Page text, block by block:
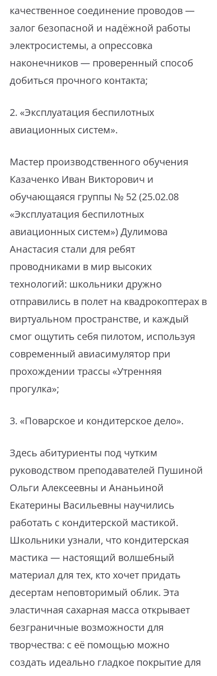
качественное соединение проводов —
залог безопасной и надёжной работы
электросистемы, а опрессовка
наконечников — проверенный способ
добиться прочного контакта;
⁣2. «Эксплуатация беспилотных
авиационных систем».
⁣Мастер производственного обучения
Казаченко Иван Викторович и
обучающаяся группы № 52 (25.02.08
«Эксплуатация беспилотных
авиационных систем») Дулимова
Анастасия стали для ребят
проводниками в мир высоких
технологий: школьники дружно
отправились в полет на квадрокоптерах в
виртуальном пространстве, и каждый
смог ощутить себя пилотом, используя
современный авиасимулятор при
прохождении трассы «Утренняя
прогулка»;
⁣3. «Поварское и кондитерское дело».
⁣Здесь абитуриенты под чутким
руководством преподавателей Пушиной
Ольги Алексеевны и Ананьиной
Екатерины Васильевны научились
работать с кондитерской мастикой.
Школьники узнали, что кондитерская
мастика — настоящий волшебный
материал для тех, кто хочет придать
десертам неповторимый облик. Эта
эластичная сахарная масса открывает
безграничные возможности для
творчества: с её помощью можно
создать идеально гладкое покрытие для